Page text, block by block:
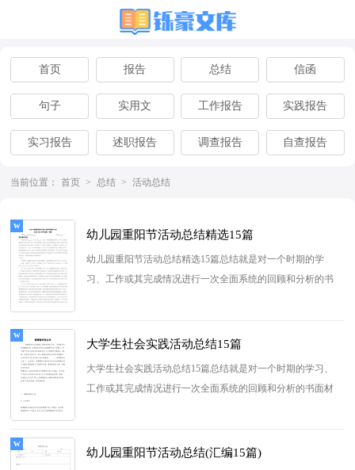
首页 报告 总结 信函
句子 实用文 工作报告 实践报告
实习报告 述职报告 调查报告 自查报告
离职报告
当前位置： 首页 > 总结 > 活动总结
幼儿园重阳节活动总结精选15篇
幼儿园重阳节活动总结精选15篇总结就是对一个时期的学
习、工作或其完成情况进行一次全面系统的回顾和分析的书
大学生社会实践活动总结15篇
大学生社会实践活动总结15篇总结就是对一个时期的学习、
工作或其完成情况进行一次全面系统的回顾和分析的书面材
幼儿园重阳节活动总结(汇编15篇)